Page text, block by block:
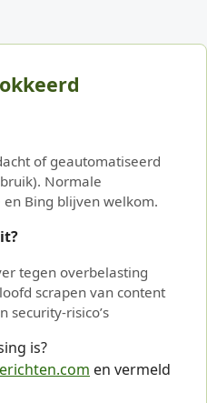
of geautomatiseerd
Normale
en Bing blijven welkom.
tegen overbelasting
scrapen van content
security-risico’s
is?
en vermeld